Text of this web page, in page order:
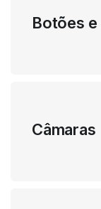
Botões
Câmaras